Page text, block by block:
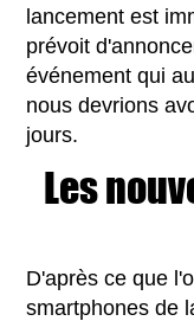
lancement est
prévoit
événement qui
nous devrions
jours.
Les
D'après ce que
smartphones de